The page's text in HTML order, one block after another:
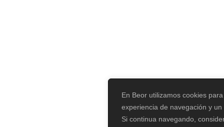
En Beor utilizamos cookies
experiencia de navegación y
Si continua navegando,